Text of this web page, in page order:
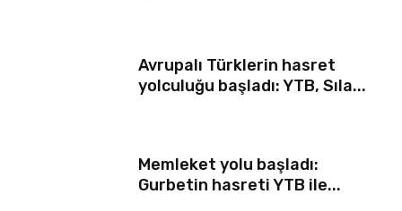
Avrupalı Türklerin hasret
yolculuğu başladı: YTB, Sıla...
Memleket yolu başladı:
Gurbetin hasreti YTB ile...